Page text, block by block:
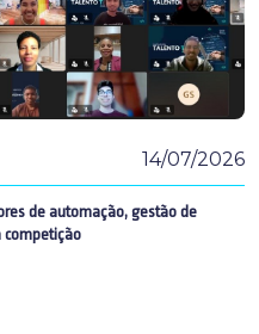
14/07/2026
de automação, gestão de
competição